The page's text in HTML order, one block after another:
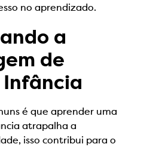
no aprendizado.
a
de
Infância
é que aprender uma
atrapalha a
isso contribui para o